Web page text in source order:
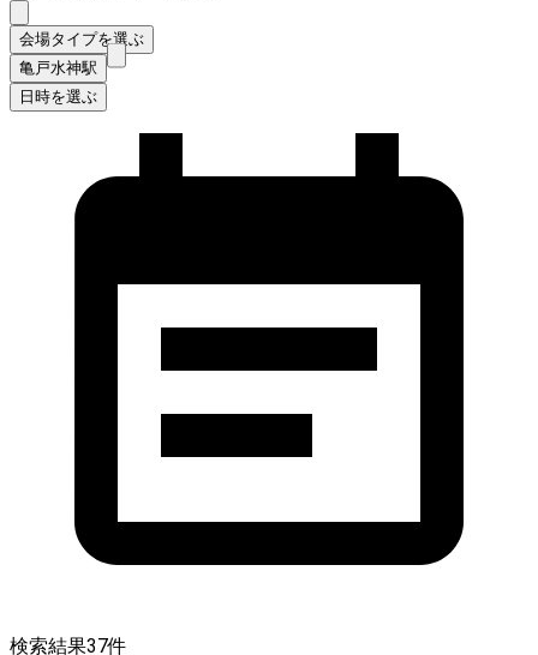
会場タイプを選ぶ
亀戸水神駅
日時を選ぶ
検索結果37件